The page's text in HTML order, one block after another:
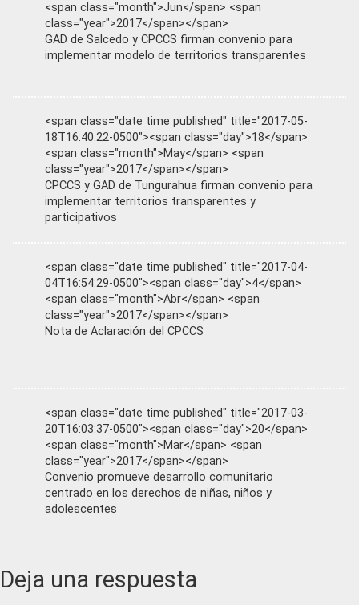
<span class="month">Jun</span> <span
class="year">2017</span></span>
GAD de Salcedo y CPCCS firman convenio para
implementar modelo de territorios transparentes
<span class="date time published" title="2017-05-
18T16:40:22-0500"><span class="day">18</span>
<span class="month">May</span> <span
class="year">2017</span></span>
CPCCS y GAD de Tungurahua firman convenio para
implementar territorios transparentes y
participativos
<span class="date time published" title="2017-04-
04T16:54:29-0500"><span class="day">4</span>
<span class="month">Abr</span> <span
class="year">2017</span></span>
Nota de Aclaración del CPCCS
<span class="date time published" title="2017-03-
20T16:03:37-0500"><span class="day">20</span>
<span class="month">Mar</span> <span
class="year">2017</span></span>
Convenio promueve desarrollo comunitario
centrado en los derechos de niñas, niños y
adolescentes
Reader
Deja una respuesta